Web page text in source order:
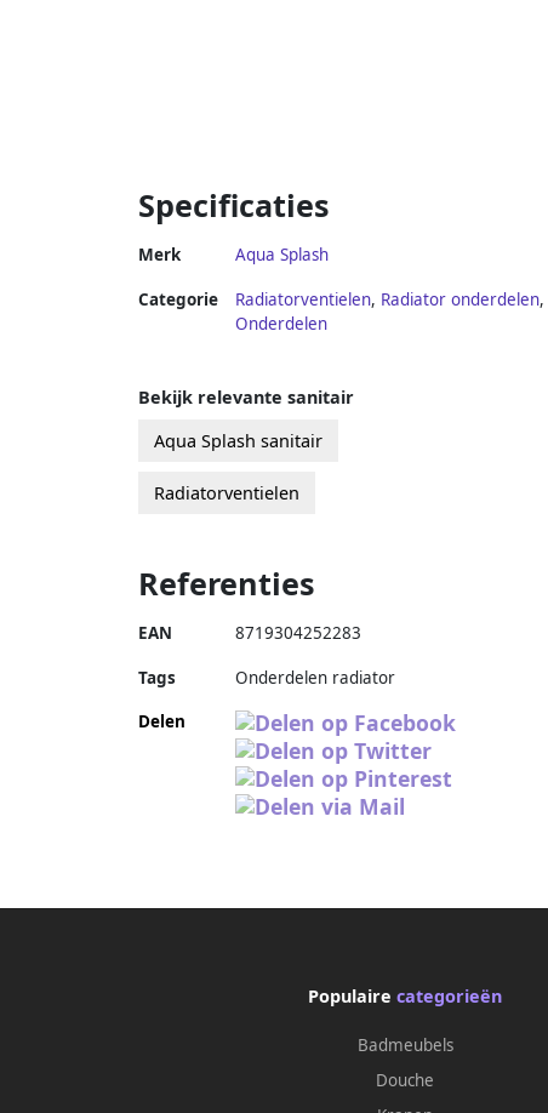
Specificaties
Merk Aqua Splash
Categorie Radiatorventielen, Radiator onderdelen,
Onderdelen
Bekijk relevante sanitair
Aqua Splash sanitair
Radiatorventielen
Referenties
EAN 8719304252283
Tags
Onderdelen radiator
Delen
Populaire categorieën
Badmeubels
Douche